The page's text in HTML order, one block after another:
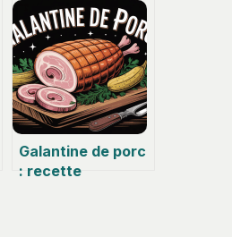
incontournables
et belles surprises
Galantine de porc
: recette